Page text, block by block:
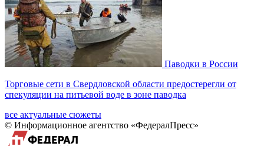
Паводки в России
Торговые сети в Свердловской области предостерегли от
спекуляции на питьевой воде в зоне паводка
все актуальные сюжеты
© Информационное агентство «ФедералПресс»